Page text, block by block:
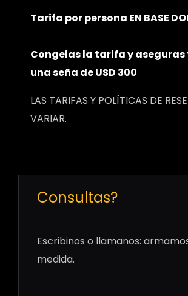
Tarifa por persona EN BASE
Congelas la tarifa y aseguras
una seña de USD 300
LAS TARIFAS Y POLÍTICAS DE
VARIAR.
Consultas?
Escribinos o llamanos:
medida.